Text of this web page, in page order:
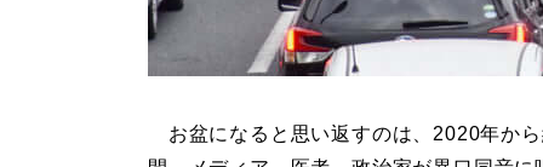
お盆になると思い返すのは、2020年か